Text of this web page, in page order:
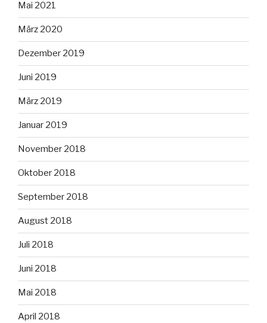
Mai 2021
März 2020
Dezember 2019
Juni 2019
März 2019
Januar 2019
November 2018
Oktober 2018
September 2018
August 2018
Juli 2018
Juni 2018
Mai 2018
April 2018